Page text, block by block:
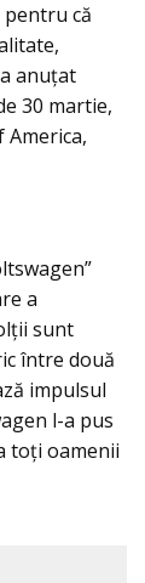
că
anuţat
30 martie,
America,
a
sunt
între două
impulsul
l-a pus
toți oamenii